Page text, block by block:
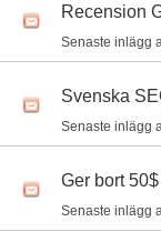
Recension
Senaste inlägg
Svenska
Senaste inlägg
Ger bort
Senaste inlägg